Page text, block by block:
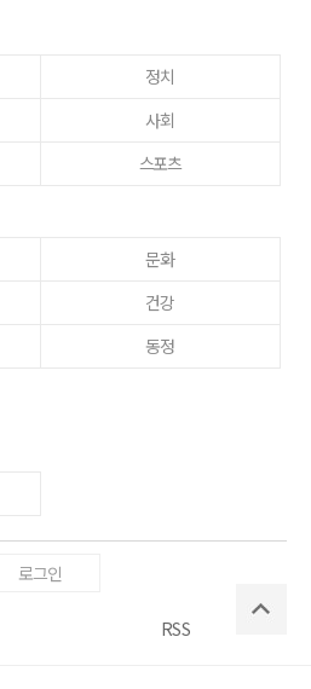
정치
사회
스포츠
문화
건강
동정
로그인
RSS